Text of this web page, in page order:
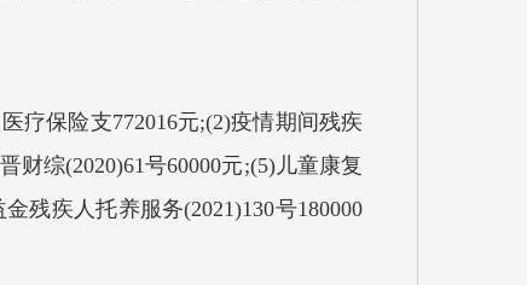
疗保险支772016元;(2)疫情期间残疾
财综(2020)61号60000元;(5)儿童康复
残疾人托养服务(2021)130号180000